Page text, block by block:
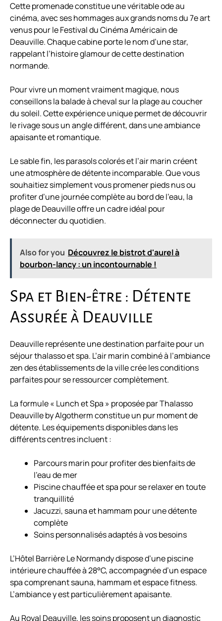
Cette promenade constitue une véritable ode au
cinéma, avec ses hommages aux grands noms du 7e art
venus pour le Festival du Cinéma Américain de
Deauville. Chaque cabine porte le nom d’une star,
rappelant l’histoire glamour de cette destination
normande.
Pour vivre un moment vraiment magique, nous
conseillons la balade à cheval sur la plage au coucher
du soleil. Cette expérience unique permet de découvrir
le rivage sous un angle différent, dans une ambiance
apaisante et romantique.
Le sable fin, les parasols colorés et l’air marin créent
une atmosphère de détente incomparable. Que vous
souhaitiez simplement vous promener pieds nus ou
profiter d’une journée complète au bord de l’eau, la
plage de Deauville offre un cadre idéal pour
déconnecter du quotidien.
Also for you Découvrez le bistrot d'aurel à
bourbon-lancy : un incontournable !
Spa et Bien-être : Détente
Assurée à Deauville
Deauville représente une destination parfaite pour un
séjour thalasso et spa. L’air marin combiné à l’ambiance
zen des établissements de la ville crée les conditions
parfaites pour se ressourcer complètement.
La formule « Lunch et Spa » proposée par Thalasso
Deauville by Algotherm constitue un pur moment de
détente. Les équipements disponibles dans les
différents centres incluent :
Parcours marin pour profiter des bienfaits de
l’eau de mer
Piscine chauffée et spa pour se relaxer en toute
tranquillité
Jacuzzi, sauna et hammam pour une détente
complète
Soins personnalisés adaptés à vos besoins
L’Hôtel Barrière Le Normandy dispose d’une piscine
intérieure chauffée à 28°C, accompagnée d’un espace
spa comprenant sauna, hammam et espace fitness.
L’ambiance y est particulièrement apaisante.
Au Royal Deauville, les soins proposent un diagnostic